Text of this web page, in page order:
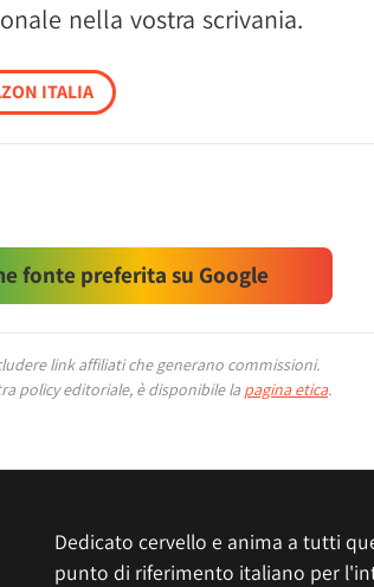
nella vostra scrivania.
ITALIA
fonte preferita su Google
link affiliati che generano commissioni.
policy editoriale, è disponibile la pagina etica.
Dedicato cervello e anima a tutti
punto di riferimento italiano per